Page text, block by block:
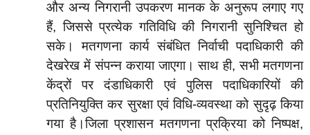
और अन्य निगरानी उपकरण मानक के अनुरूप लगाए गए
हैं, जिससे प्रत्येक गतिविधि की निगरानी सुनिश्चित हो
सके। मतगणना कार्य संबंधित निर्वाची पदाधिकारी की
देखरेख में संपन्न कराया जाएगा। साथ ही, सभी मतगणना
केंद्रों पर दंडाधिकारी एवं पुलिस पदाधिकारियों की
प्रतिनियुक्ति कर सुरक्षा एवं विधि-व्यवस्था को सुदृढ़ किया
गया है।जिला प्रशासन मतगणना प्रक्रिया को निष्पक्ष,